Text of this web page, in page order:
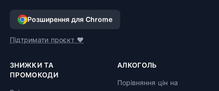
Розширення для Chrome
Підтримати проєкт ❤️
ЗНИЖКИ ТА
ПРОМОКОДИ
АЛКОГОЛЬ
Порівняння цін на